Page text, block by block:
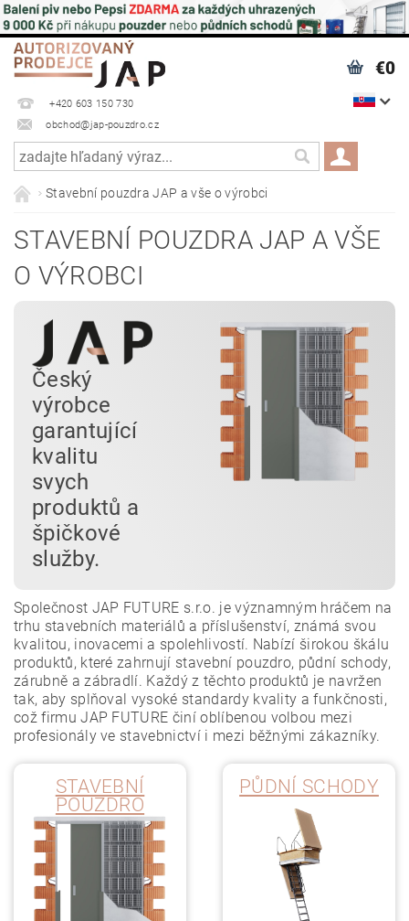
+420 603 150 730
obchod@jap-pouzdro.cz
€0
Stavební pouzdra JAP a vše o výrobci
STAVEBNÍ POUZDRA JAP A VŠE
O VÝROBCI
Český
výrobce
garantující
kvalitu
svych
produktů a
špičkové
služby.
Společnost JAP FUTURE s.r.o. je významným hráčem na
trhu stavebních materiálů a příslušenství, známá svou
kvalitou, inovacemi a spolehlivostí. Nabízí širokou škálu
produktů, které zahrnují stavební pouzdro, půdní schody,
zárubně a zábradlí. Každý z těchto produktů je navržen
tak, aby splňoval vysoké standardy kvality a funkčnosti,
což firmu JAP FUTURE činí oblíbenou volbou mezi
profesionály ve stavebnictví i mezi běžnými zákazníky.
STAVEBNÍ
POUZDRO
PŮDNÍ SCHODY